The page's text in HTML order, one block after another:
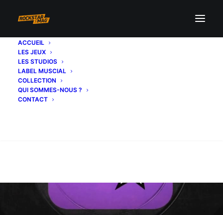
ACCUEIL
LES JEUX
LES STUDIOS
LABEL MUSCIAL
COLLECTION
QUI SOMMES-NOUS ?
CONTACT